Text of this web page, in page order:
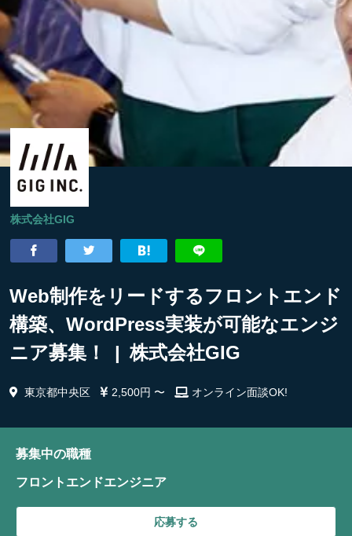
株式会社GIG
Web制作をリードするフロントエンド
構築、WordPress実装が可能なエンジ
ニア募集！ | 株式会社GIG
東京都中央区 2,500円 〜 オンライン面談OK!
募集中の職種
フロントエンドエンジニア
応募する